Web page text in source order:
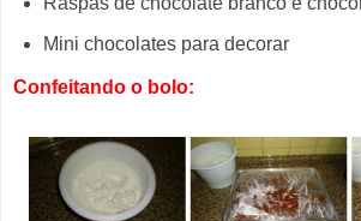
Mini chocolates para decorar
Confeitando o bolo: